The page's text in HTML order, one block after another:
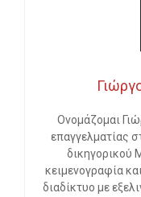
Ονομάζομαι
επαγγελματίας
δικηγορικού
κειμενογραφία
διαδίκτυο με